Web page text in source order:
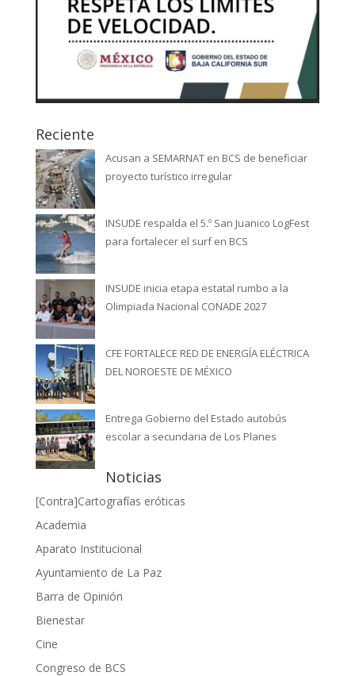
Reciente
Acusan a SEMARNAT en BCS de beneficiar
proyecto turístico irregular
INSUDE respalda el 5.º San Juanico LogFest
para fortalecer el surf en BCS
INSUDE inicia etapa estatal rumbo a la
Olimpiada Nacional CONADE 2027
CFE FORTALECE RED DE ENERGÍA ELÉCTRICA
DEL NOROESTE DE MÉXICO
Entrega Gobierno del Estado autobús
escolar a secundaria de Los Planes
Noticias
[Contra]Cartografías eróticas
Academia
Aparato Institucional
Ayuntamiento de La Paz
Barra de Opinión
Bienestar
Cine
Congreso de BCS